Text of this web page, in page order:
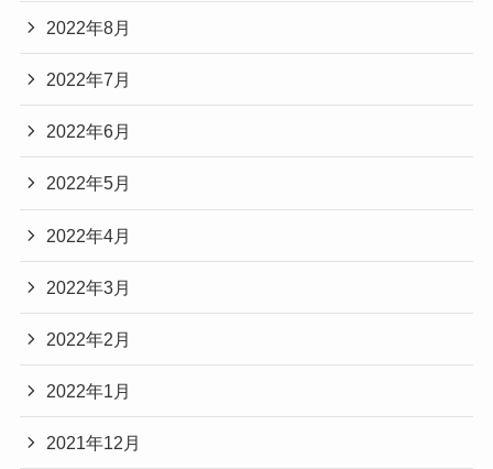
2022年8月
2022年7月
2022年6月
2022年5月
2022年4月
2022年3月
2022年2月
2022年1月
2021年12月